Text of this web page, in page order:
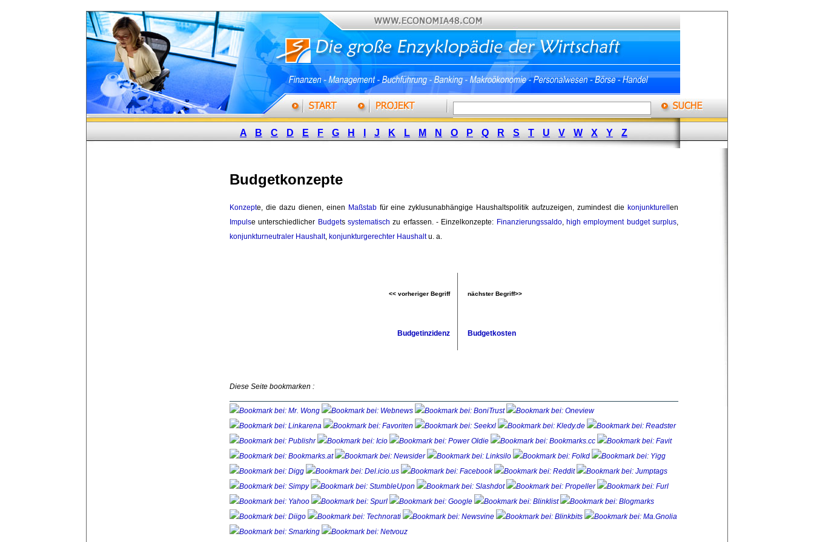
A B C D E F G H J K L M N O P Q R S T U V W X Y Z
Budgetkonzepte
Konzepte, die dazu dienen, einen Maßstabfür eine zyklusunabhängige Haushaltspolitik aufzuzeigen, zumindest die konjunkturellen
Impulse unterschiedlicher Budgetssystematisch zu erfassen. - Einzelkonzepte: Finanzierungssaldo, high employment budget surplus,
konjunkturneutraler Haushalt, konjunkturgerechter Haushaltu. a.
<< vorheriger Begriff nächster Begriff>>
Budgetinzidenz Budgetkosten
Diese Seite bookmarken :